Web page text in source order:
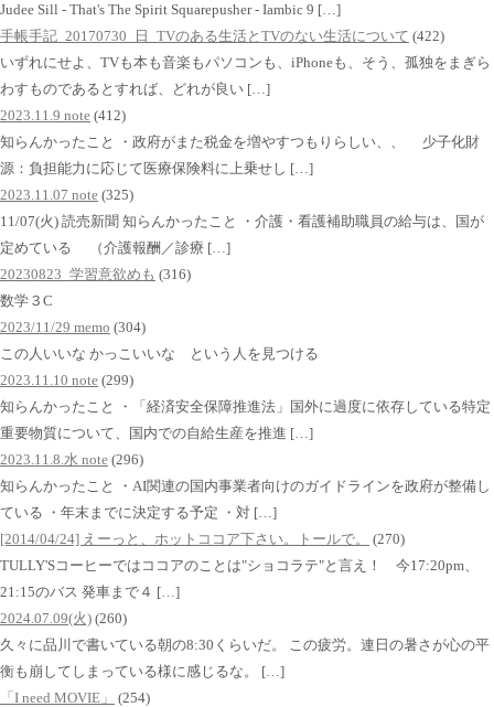
Judee Sill - That's The Spirit Squarepusher - Iambic 9 […]
手帳手記_20170730_日_TVのある生活とTVのない生活について (422)
いずれにせよ、TVも本も音楽もパソコンも、iPhoneも、そう、孤独をまぎら
わすものであるとすれば、どれが良い […]
2023.11.9 note (412)
知らんかったこと ・政府がまた税金を増やすつもりらしい、、 少子化財
源：負担能力に応じて医療保険料に上乗せし […]
2023.11.07 note (325)
11/07(火) 読売新聞 知らんかったこと ・介護・看護補助職員の給与は、国が
定めている （介護報酬／診療 […]
20230823_学習意欲めも (316)
数学３C
2023/11/29 memo (304)
この人いいな かっこいいな という人を見つける
2023.11.10 note (299)
知らんかったこと ・「経済安全保障推進法」国外に過度に依存している特定
重要物質について、国内での自給生産を推進 […]
2023.11.8.水 note (296)
知らんかったこと ・AI関連の国内事業者向けのガイドラインを政府が整備し
ている ・年末までに決定する予定 ・対 […]
[2014/04/24] えーっと、ホットココア下さい。トールで。
(270)
TULLY'Sコーヒーではココアのことは"ショコラテ"と言え！ 今17:20pm、
21:15のバス 発車まで４ […]
2024.07.09(火) (260)
久々に品川で書いている朝の8:30くらいだ。 この疲労。連日の暑さが心の平
衡も崩してしまっている様に感じるな。 […]
「I need MOVIE」
(254)